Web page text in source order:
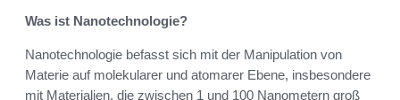
Was ist Nanotechnologie?
Nanotechnologie befasst sich mit der Manipulation von
Materie auf molekularer und atomarer Ebene, insbesondere
mit Materialien, die zwischen 1 und 100 Nanometern groß